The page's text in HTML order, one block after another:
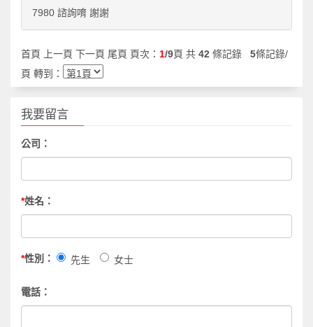
7980 諮詢唷 謝謝
首頁 上一頁 下一頁 尾頁 頁次： 1/9頁 共 42 條記錄 5條記錄/
頁 轉到：
我要留言
公司：
*姓名：
*性別： 先生 女士
電話：